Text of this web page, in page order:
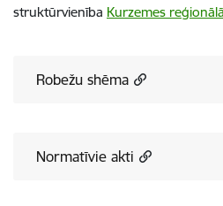
struktūrvienība Kurzemes
Robežu shēma
Normatīvie akti